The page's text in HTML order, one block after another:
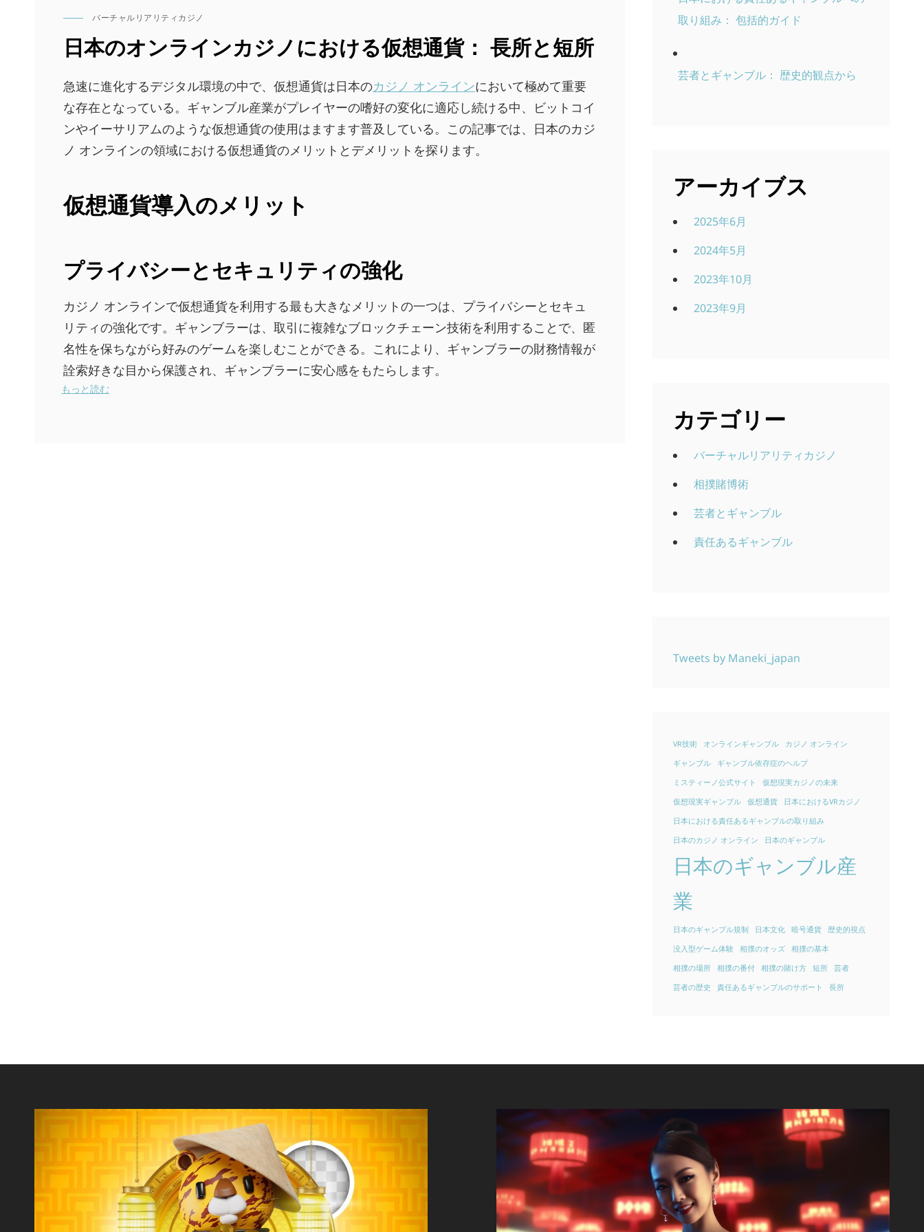
CAT
LINKS
バーチャルリアリティカジノ
日本のオンラインカジノにおける仮想通貨： 長所と短所
急速に進化するデジタル環境の中で、仮想通貨は日本のカジノ オンラインにおいて極めて重要
な存在となっている。ギャンブル産業がプレイヤーの嗜好の変化に適応し続ける中、ビットコイ
ンやイーサリアムのような仮想通貨の使用はますます普及している。この記事では、日本のカジ
ノ オンラインの領域における仮想通貨のメリットとデメリットを探ります。
仮想通貨導入のメリット
プライバシーとセキュリティの強化
カジノ オンラインで仮想通貨を利用する最も大きなメリットの一つは、プライバシーとセキュ
リティの強化です。ギャンブラーは、取引に複雑なブロックチェーン技術を利用することで、匿
名性を保ちながら好みのゲームを楽しむことができる。これにより、ギャンブラーの財務情報が
詮索好きな目から保護され、ギャンブラーに安心感をもたらします。
もっと読む
取り組み： 包括的ガイド
芸者とギャンブル： 歴史的観点から
アーカイブス
2025年6月
2024年5月
2023年10月
2023年9月
カテゴリー
バーチャルリアリティカジノ
相撲賭博術
芸者とギャンブル
責任あるギャンブル
Tweets by Maneki_japan
VR技術 オンラインギャンブル
カジノ オンライン
ギャンブル
ギャンブル依存症のヘルプ
ミスティーノ公式サイト
仮想現実カジノの未来
仮想現実ギャンブル
仮想通貨
日本におけるVRカジノ
日本における責任あるギャンブルの取り組み
日本のカジノ オンライン
日本のギャンブル
日本のギャンブル産
業
日本のギャンブル規制 日本文化 暗号通貨
歴史的視点
没入型ゲーム体験
相撲のオッズ
相撲の基本
相撲の場所
相撲の番付 相撲の賭け方 短所
芸者
芸者の歴史
責任あるギャンブルのサポート 長所